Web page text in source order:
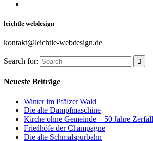
leichtle webdesign
kontakt@leichtle-webdesign.de
Search for:
Neueste Beiträge
Winter im Pfälzer Wald
Die alte Dampfmaschine
Kirche ohne Gemeinde – 50 Jahre Zerfall
Friedhöfe der Champagne
Die alte Schmalspurbahn